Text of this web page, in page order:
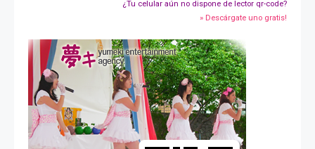
¿Tu celular aún no dispone de lector qr-code?
» Descárgate uno gratis!